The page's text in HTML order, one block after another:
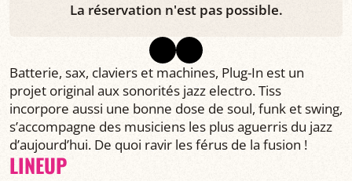
La réservation n'est pas possible.
Batterie, sax, claviers et machines, Plug-In est un
projet original aux sonorités jazz electro. Tiss
incorpore aussi une bonne dose de soul, funk et swing,
s’accompagne des musiciens les plus aguerris du jazz
d’aujourd’hui. De quoi ravir les férus de la fusion !
LINEUP